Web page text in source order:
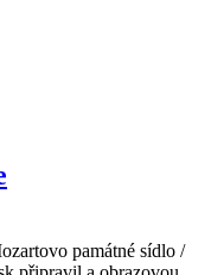
památné sídlo /